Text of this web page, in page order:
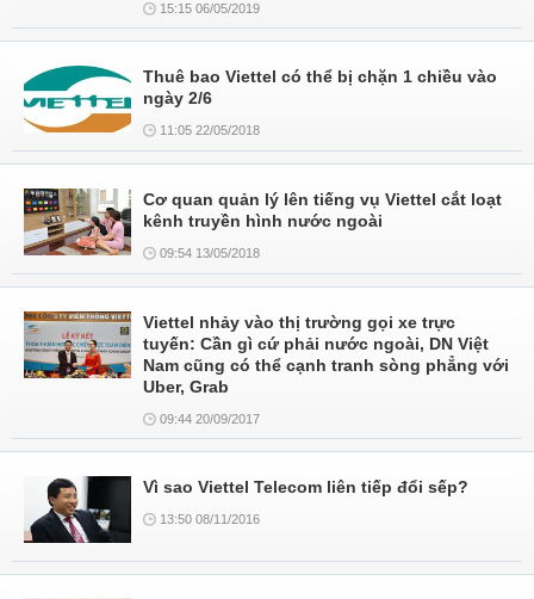
15:15 06/05/2019
Thuê bao Viettel có thể bị chặn 1 chiều vào
ngày 2/6
11:05 22/05/2018
Cơ quan quản lý lên tiếng vụ Viettel cắt loạt
kênh truyền hình nước ngoài
09:54 13/05/2018
Viettel nhảy vào thị trường gọi xe trực
tuyến: Cần gì cứ phải nước ngoài, DN Việt
Nam cũng có thể cạnh tranh sòng phẳng với
Uber, Grab
09:44 20/09/2017
Vì sao Viettel Telecom liên tiếp đổi sếp?
13:50 08/11/2016